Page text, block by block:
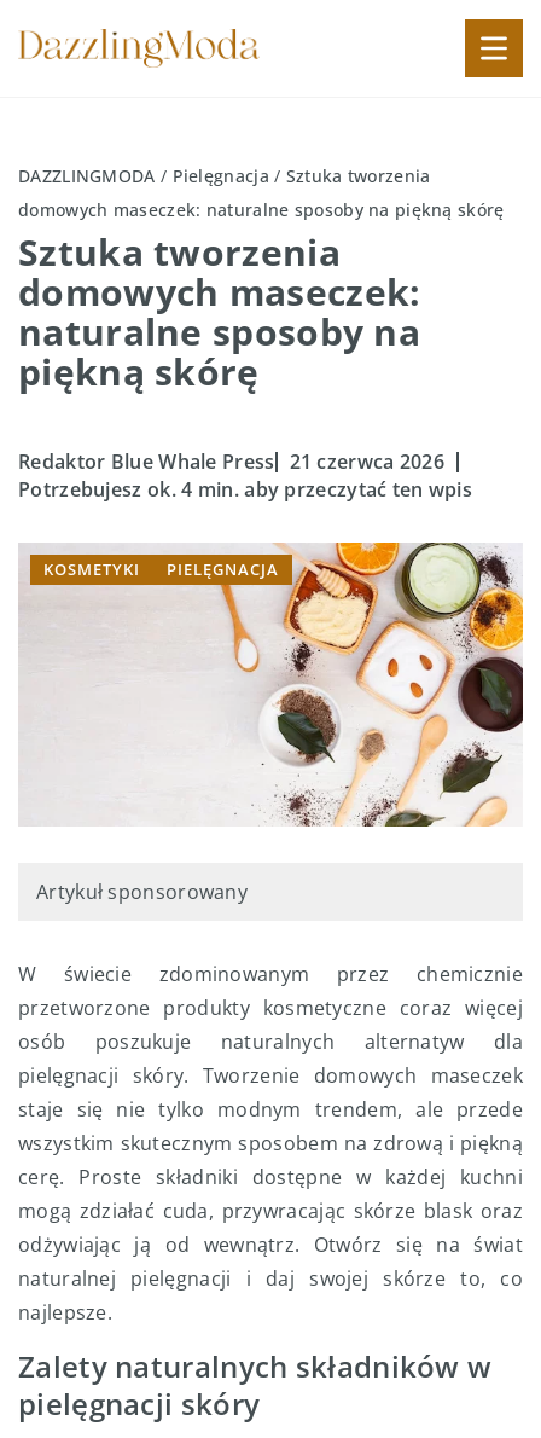
DAZZLINGMODA / Pielęgnacja / Sztuka tworzenia
domowych maseczek: naturalne sposoby na piękną skórę
Sztuka tworzenia
domowych maseczek:
naturalne sposoby na
piękną skórę
Redaktor Blue Whale Press
21 czerwca 2026
Potrzebujesz ok. 4 min. aby przeczytać ten wpis
KOSMETYKI PIELĘGNACJA
Artykuł sponsorowany
W świecie zdominowanym przez chemicznie
przetworzone produkty kosmetyczne coraz więcej
osób poszukuje naturalnych alternatyw dla
pielęgnacji skóry. Tworzenie domowych maseczek
staje się nie tylko modnym trendem, ale przede
wszystkim skutecznym sposobem na zdrową i piękną
cerę. Proste składniki dostępne w każdej kuchni
mogą zdziałać cuda, przywracając skórze blask oraz
odżywiając ją od wewnątrz. Otwórz się na świat
naturalnej pielęgnacji i daj swojej skórze to, co
najlepsze.
Zalety naturalnych składników w
pielęgnacji skóry